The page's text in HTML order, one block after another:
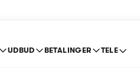
UDBUD BETALINGER TELE